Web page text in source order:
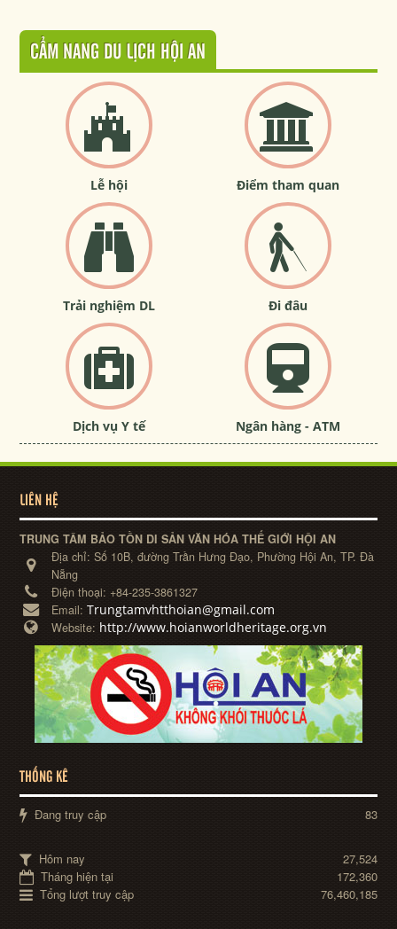
CẨM NANG DU LỊCH HỘI AN
Lễ hội Điểm tham quan
Trải nghiệm DL Đi đâu
Dịch vụ Y tế Ngân hàng - ATM
LIÊN HỆ
TRUNG TÂM BẢO TỒN DI SẢN VĂN HÓA THẾ GIỚI HỘI AN
Địa chỉ:Số 10B, đường Trần Hưng Đạo, Phường Hội An, TP. Đà
Nẵng
Điện thoại: +84-235-3861327
Email:Trungtamvhtthoian@gmail.com
Website: http://www.hoianworldheritage.org.vn
THỐNG KÊ
Đang truy cập 83
Hôm nay
27,524
Tháng hiện tại
172,360
Tổng lượt truy cập
76,460,185